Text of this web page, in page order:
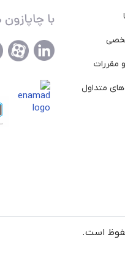
مقررات
متداول
است.